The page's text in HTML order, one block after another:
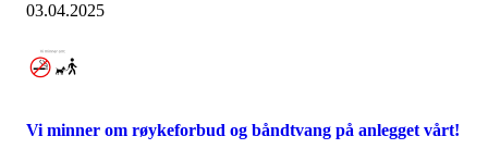
03.04.2025
Vi minner om røykeforbud og båndtvang på anlegget vårt!